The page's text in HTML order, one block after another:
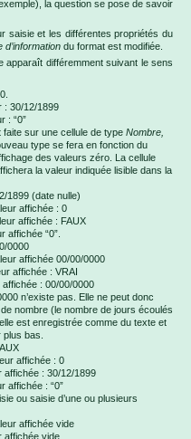
la question se pose de savoir
saisie et les différentes propriétés du
d’information du format est modifiée.
apparaît différemment suivant le sens
: 30/12/1899
: “0”
faite sur une cellule de type Nombre,
type se fera en fonction du
des valeurs zéro. La cellule
la valeur indiquée lisible dans la
1899 (date nulle)
affichée : 0
affichée : FAUX
affichée “0”.
0000
affichée 00/00/0000
affichée : VRAI
affichée : 00/00/0000
n’existe pas. Elle ne peut donc
nombre (le nombre de jours écoulés
est enregistrée comme du texte et
bas.
affichée : 0
affichée : 30/12/1899
affichée : “0”
ou saisie d’une ou plusieurs
affichée vide
affichée vide